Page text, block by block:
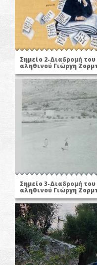
Σημείο 2-Διαδρομή
αληθινού Γιώργη
Σημείο 3-Διαδρομή
αληθινού Γιώργη